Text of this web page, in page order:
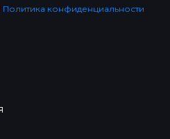
Политика конфиденциальности